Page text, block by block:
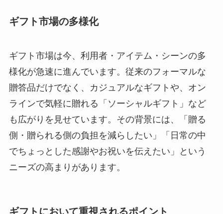
ギフト市場の多様化
ギフト市場は今、利用者・アイテム・シーンの多
様化が急速に進んでいます。従来のフォーマルな
贈答品だけでなく、カジュアルなギフトや、オン
ラインで気軽に贈れる「ソーシャルギフト」など
も広がりを見せています。その背景には、「贈る
側・贈られる側の負担を減らしたい」「日常の中
でちょっとした感謝やお祝いを伝えたい」という
ニーズの高まりがあります。
ギフトにおいて重視されるポイント